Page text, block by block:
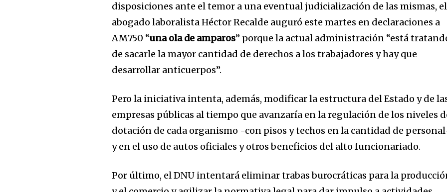
disposiciones ante el temor a una eventual judicialización de las mismas, el
abogado laboralista Héctor Recalde auguró este martes en declaraciones a
AM750 “una ola de amparos” porque la actual administración “está
de sacarle la mayor cantidad de derechos a los trabajadores y hay que
desarrollar anticuerpos”.
Pero la iniciativa intenta, además, modificar la estructura del Estado y de
empresas públicas al tiempo que avanzaría en la regulación de los niveles
dotación de cada organismo -con pisos y techos en la cantidad de
y en el uso de autos oficiales y otros beneficios del alto funcionariado.
Por último, el DNU intentará eliminar trabas burocráticas para la